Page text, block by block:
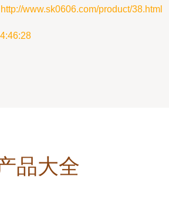
www.sk0606.com/product/38.html
品大全